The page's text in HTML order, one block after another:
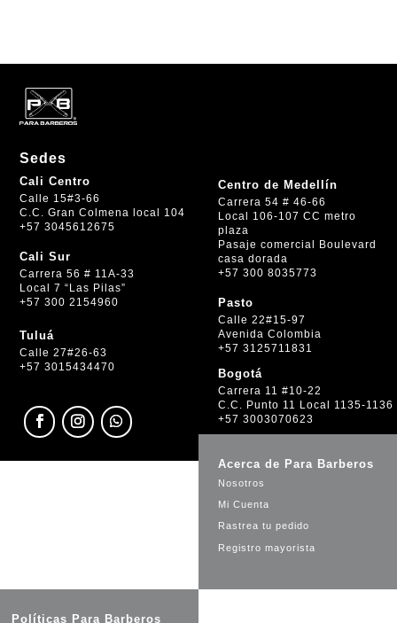
Sedes
Cali Centro
Calle 15#3-66
C.C. Gran Colmena local 104
+57 3045612675
Cali Sur
Carrera 56 # 11A-33
Local 7 “Las Pilas”
+57 300 2154960
Tuluá
Calle 27#26-63
+57 3015434470
Centro de Medellín
Carrera 54 # 46-66
Local 106-107 CC metro
plaza
Pasaje comercial Boulevard
casa dorada
+57 300 8035773
Pasto
Calle 22#15-97
Avenida Colombia
+57 3125711831
Bogotá
Carrera 11 #10-22
C.C. Punto 11 Local 1135-1136
+57 3003070623
Acerca de Para Barberos
Nosotros
Mi Cuenta
Rastrea tu pedido
Registro mayorista
Políticas Para Barberos